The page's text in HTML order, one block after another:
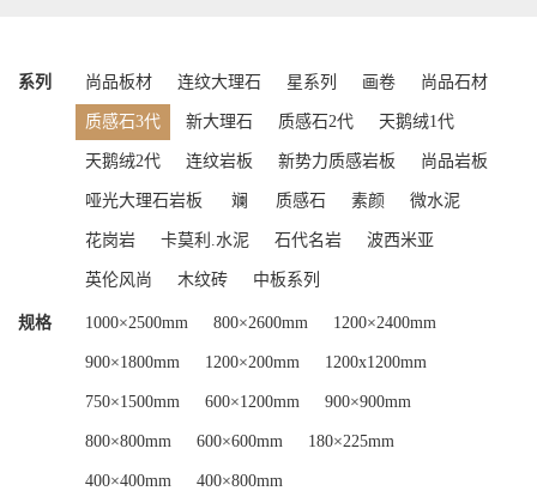
系列 尚品板材 连纹大理石 星系列 画卷 尚品石材
质感石3代 新大理石 质感石2代 天鹅绒1代
天鹅绒2代 连纹岩板 新势力质感岩板 尚品岩板
哑光大理石岩板 斓 质感石 素颜 微水泥
花岗岩 卡莫利.水泥 石代名岩 波西米亚
英伦风尚 木纹砖 中板系列
规格 1000×2500mm 800×2600mm 1200×2400mm
900×1800mm 1200×200mm 1200x1200mm
750×1500mm 600×1200mm 900×900mm
800×800mm 600×600mm 180×225mm
400×400mm 400×800mm